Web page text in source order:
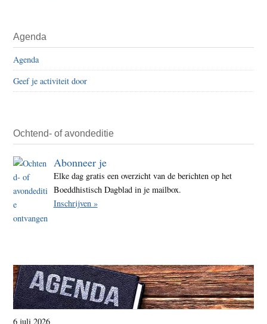
Agenda
Agenda
Geef je activiteit door
Ochtend- of avondeditie
Abonneer je
Elke dag gratis een overzicht van de berichten op het
Boeddhistisch Dagblad in je mailbox.
Inschrijven »
6 juli 2026